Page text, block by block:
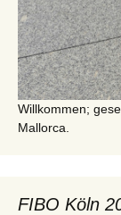
Willkommen;
Mallorca.
FIBO Köln